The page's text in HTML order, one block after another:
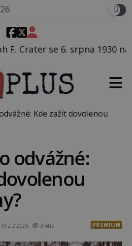
navečeří ve své
Kde zažít dovolenou
odvážné:
2.2.2025 3.6tis PREMIUM